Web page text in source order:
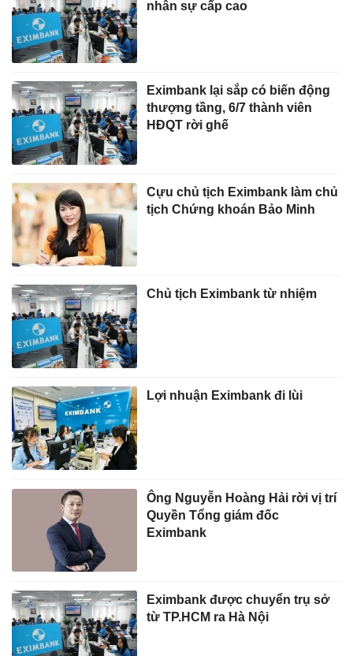
nhân sự cấp cao
Eximbank lại sắp có biến động
thượng tầng, 6/7 thành viên
HĐQT rời ghế
Cựu chủ tịch Eximbank làm chủ
tịch Chứng khoán Bảo Minh
Chủ tịch Eximbank từ nhiệm
Lợi nhuận Eximbank đi lùi
Ông Nguyễn Hoàng Hải rời vị trí
Quyền Tổng giám đốc
Eximbank
Eximbank được chuyển trụ sở
từ TP.HCM ra Hà Nội